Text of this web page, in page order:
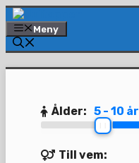
Hoppa
till
innehåll
Meny
Ålder: 5 - 10 år
Till vem: